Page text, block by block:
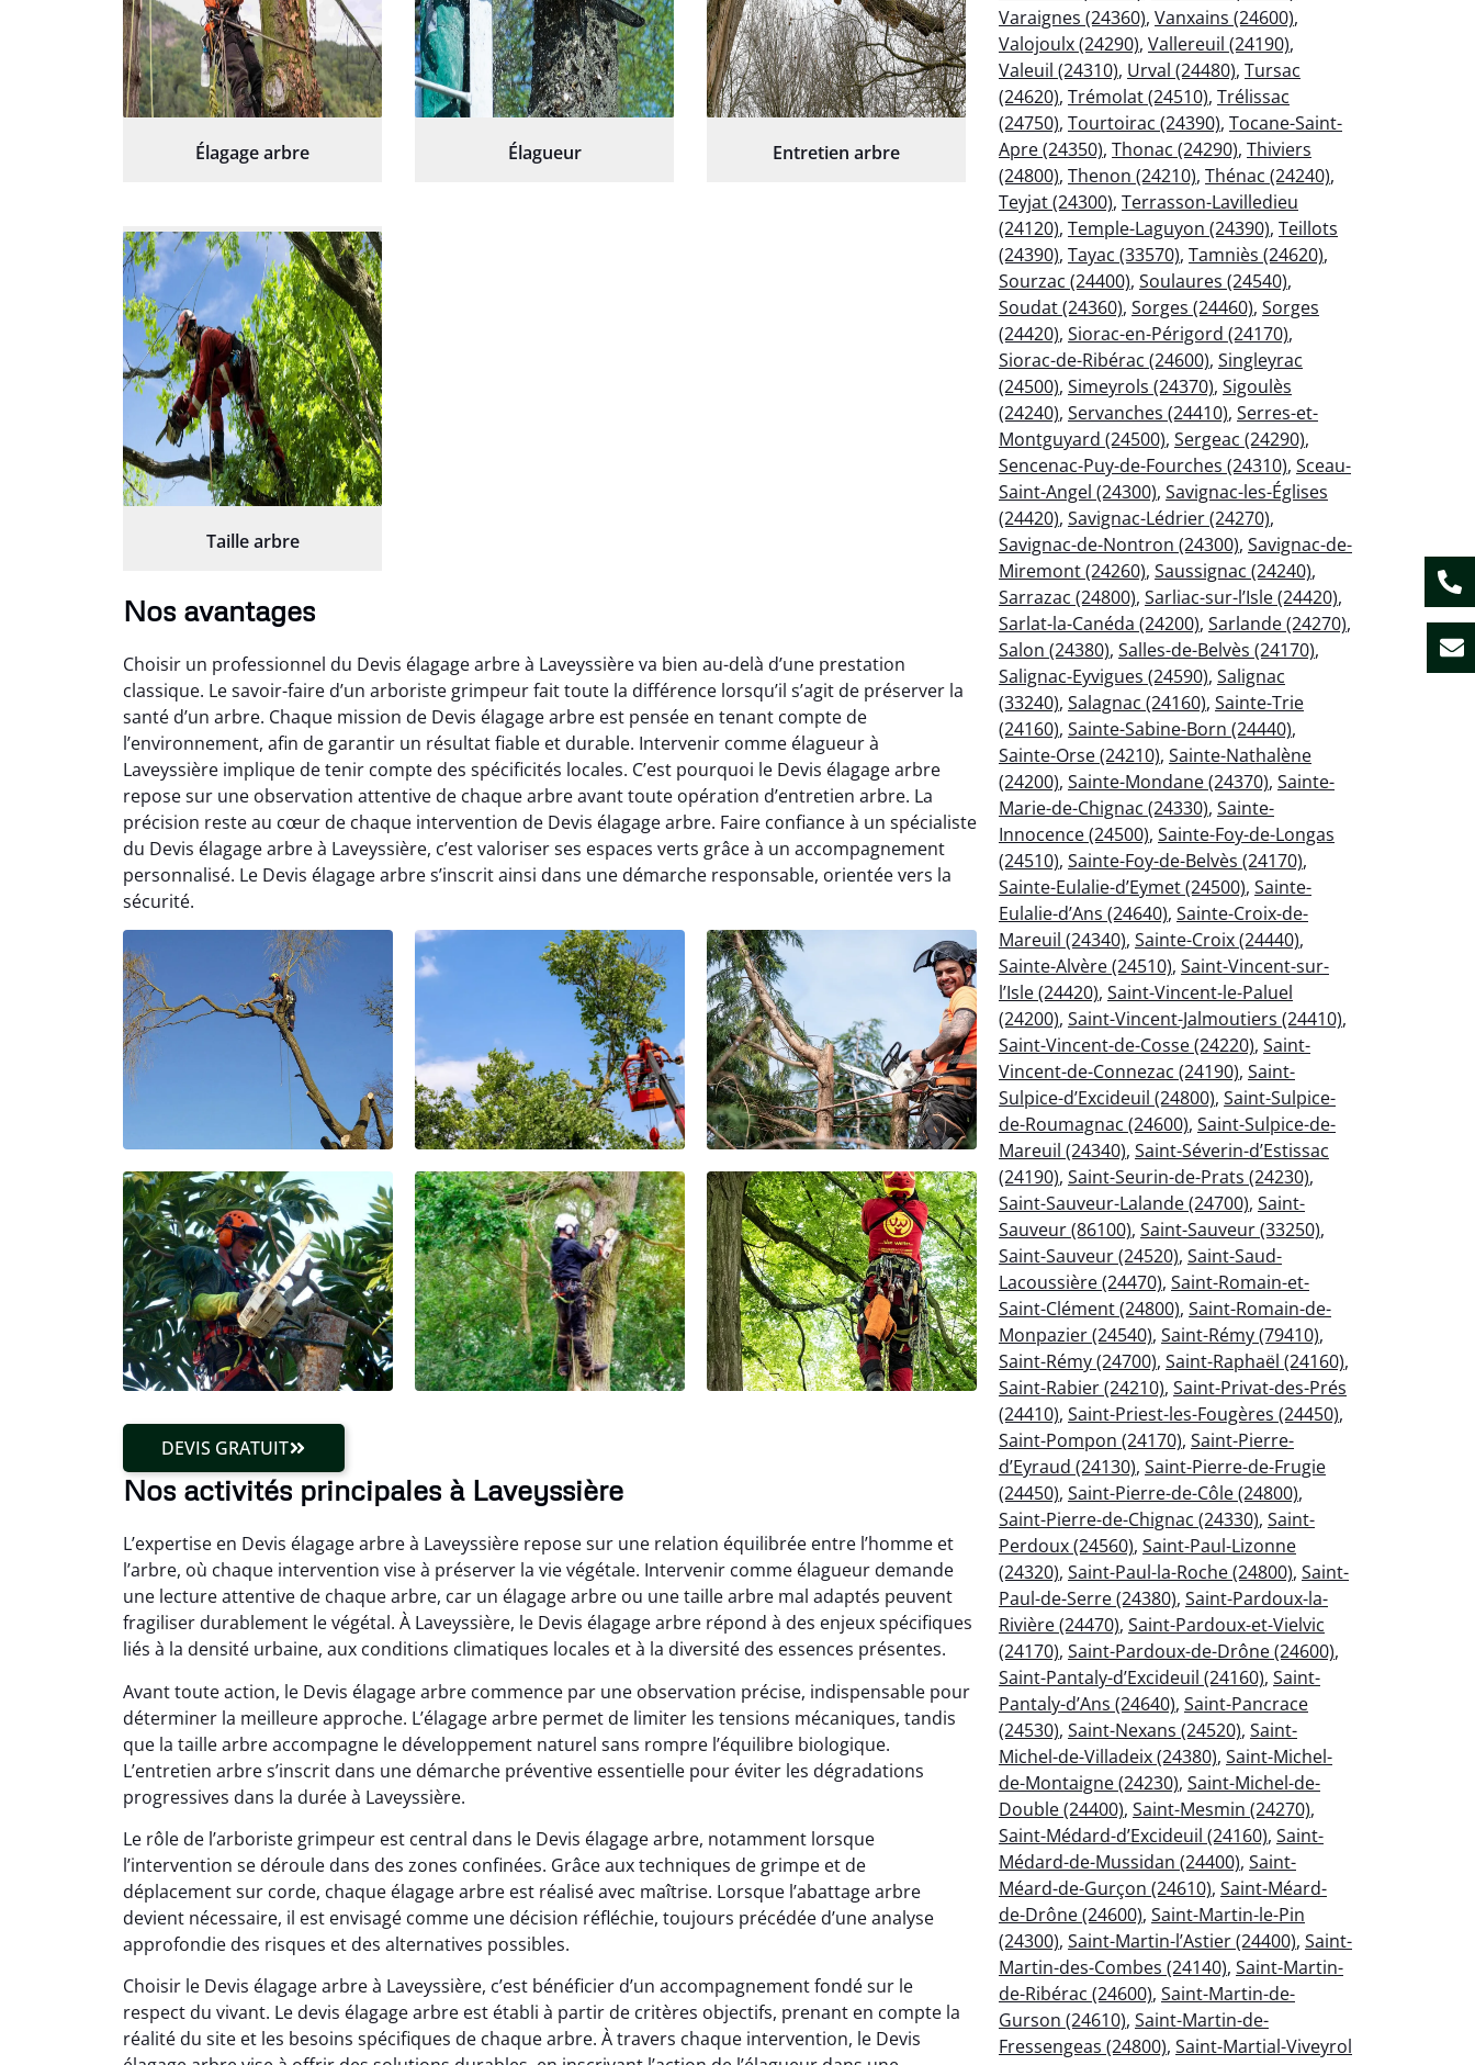
Élagage arbre Élagueur Entretien arbre
Taille arbre
Nos avantages
Choisir un professionnel du Devis élagage arbre à Laveyssière va bien au-delà d’une prestation
classique. Le savoir-faire d’un arboriste grimpeur fait toute la différence lorsqu’il s’agit de préserver la
santé d’un arbre. Chaque mission de Devis élagage arbre est pensée en tenant compte de
l’environnement, afin de garantir un résultat fiable et durable. Intervenir comme élagueur à
Laveyssière implique de tenir compte des spécificités locales. C’est pourquoi le Devis élagage arbre
repose sur une observation attentive de chaque arbre avant toute opération d’entretien arbre. La
précision reste au cœur de chaque intervention de Devis élagage arbre. Faire confiance à un spécialiste
du Devis élagage arbre à Laveyssière, c’est valoriser ses espaces verts grâce à un accompagnement
personnalisé. Le Devis élagage arbre s’inscrit ainsi dans une démarche responsable, orientée vers la
sécurité.
DEVIS GRATUIT
Nos activités principales à Laveyssière
L’expertise en Devis élagage arbre à Laveyssière repose sur une relation équilibrée entre l’homme et
l’arbre, où chaque intervention vise à préserver la vie végétale. Intervenir comme élagueur demande
une lecture attentive de chaque arbre, car un élagage arbre ou une taille arbre mal adaptés peuvent
fragiliser durablement le végétal. À Laveyssière, le Devis élagage arbre répond à des enjeux spécifiques
liés à la densité urbaine, aux conditions climatiques locales et à la diversité des essences présentes.
Avant toute action, le Devis élagage arbre commence par une observation précise, indispensable pour
déterminer la meilleure approche. L’élagage arbre permet de limiter les tensions mécaniques, tandis
que la taille arbre accompagne le développement naturel sans rompre l’équilibre biologique.
L’entretien arbre s’inscrit dans une démarche préventive essentielle pour éviter les dégradations
progressives dans la durée à Laveyssière.
Le rôle de l’arboriste grimpeur est central dans le Devis élagage arbre, notamment lorsque
l’intervention se déroule dans des zones confinées. Grâce aux techniques de grimpe et de
déplacement sur corde, chaque élagage arbre est réalisé avec maîtrise. Lorsque l’abattage arbre
devient nécessaire, il est envisagé comme une décision réfléchie, toujours précédée d’une analyse
approfondie des risques et des alternatives possibles.
Choisir le Devis élagage arbre à Laveyssière, c’est bénéficier d’un accompagnement fondé sur le
respect du vivant. Le devis élagage arbre est établi à partir de critères objectifs, prenant en compte la
réalité du site et les besoins spécifiques de chaque arbre. À travers chaque intervention, le Devis
Varaignes (24360), Vanxains (24600),
Valojoulx (24290), Vallereuil (24190),
Valeuil (24310), Urval (24480), Tursac
(24620), Trémolat (24510), Trélissac
(24750), Tourtoirac (24390), Tocane-Saint-
Apre (24350), Thonac (24290), Thiviers
(24800), Thenon (24210), Thénac (24240),
Teyjat (24300), Terrasson-Lavilledieu
(24120), Temple-Laguyon (24390), Teillots
(24390), Tayac (33570), Tamniès (24620),
Sourzac (24400), Soulaures (24540),
Soudat (24360), Sorges (24460), Sorges
(24420), Siorac-en-Périgord (24170),
Siorac-de-Ribérac (24600), Singleyrac
(24500), Simeyrols (24370), Sigoulès
(24240), Servanches (24410), Serres-et-
Montguyard (24500), Sergeac (24290),
Sencenac-Puy-de-Fourches (24310), Sceau-
Saint-Angel (24300), Savignac-les-Églises
(24420), Savignac-Lédrier (24270),
Savignac-de-Nontron (24300), Savignac-de-
Miremont (24260), Saussignac (24240),
Sarrazac (24800), Sarliac-sur-l’Isle (24420),
Sarlat-la-Canéda (24200), Sarlande (24270),
Salon (24380), Salles-de-Belvès (24170),
Salignac-Eyvigues (24590), Salignac
(33240), Salagnac (24160), Sainte-Trie
(24160), Sainte-Sabine-Born (24440),
Sainte-Orse (24210), Sainte-Nathalène
(24200), Sainte-Mondane (24370), Sainte-
Marie-de-Chignac (24330), Sainte-
Innocence (24500), Sainte-Foy-de-Longas
(24510), Sainte-Foy-de-Belvès (24170),
Sainte-Eulalie-d’Eymet (24500), Sainte-
Eulalie-d’Ans (24640), Sainte-Croix-de-
Mareuil (24340), Sainte-Croix (24440),
Sainte-Alvère (24510), Saint-Vincent-sur-
l’Isle (24420), Saint-Vincent-le-Paluel
(24200), Saint-Vincent-Jalmoutiers (24410),
Saint-Vincent-de-Cosse (24220), Saint-
Vincent-de-Connezac (24190), Saint-
Sulpice-d’Excideuil (24800), Saint-Sulpice-
de-Roumagnac (24600), Saint-Sulpice-de-
Mareuil (24340), Saint-Séverin-d’Estissac
(24190), Saint-Seurin-de-Prats (24230),
Saint-Sauveur-Lalande (24700), Saint-
Sauveur (86100), Saint-Sauveur (33250),
Saint-Sauveur (24520), Saint-Saud-
Lacoussière (24470), Saint-Romain-et-
Saint-Clément (24800), Saint-Romain-de-
Monpazier (24540), Saint-Rémy (79410),
Saint-Rémy (24700), Saint-Raphaël (24160),
Saint-Rabier (24210), Saint-Privat-des-Prés
(24410), Saint-Priest-les-Fougères (24450),
Saint-Pompon (24170), Saint-Pierre-
d’Eyraud (24130), Saint-Pierre-de-Frugie
(24450), Saint-Pierre-de-Côle (24800),
Saint-Pierre-de-Chignac (24330), Saint-
Perdoux (24560), Saint-Paul-Lizonne
(24320), Saint-Paul-la-Roche (24800), Saint-
Paul-de-Serre (24380), Saint-Pardoux-la-
Rivière (24470), Saint-Pardoux-et-Vielvic
(24170), Saint-Pardoux-de-Drône (24600),
Saint-Pantaly-d’Excideuil (24160), Saint-
Pantaly-d’Ans (24640), Saint-Pancrace
(24530), Saint-Nexans (24520), Saint-
Michel-de-Villadeix (24380), Saint-Michel-
de-Montaigne (24230), Saint-Michel-de-
Double (24400), Saint-Mesmin (24270),
Saint-Médard-d’Excideuil (24160), Saint-
Médard-de-Mussidan (24400), Saint-
Méard-de-Gurçon (24610), Saint-Méard-
de-Drône (24600), Saint-Martin-le-Pin
(24300), Saint-Martin-l’Astier (24400), Saint-
Martin-des-Combes (24140), Saint-Martin-
de-Ribérac (24600), Saint-Martin-de-
Gurson (24610), Saint-Martin-de-
Fressengeas (24800), Saint-Martial-Viveyrol